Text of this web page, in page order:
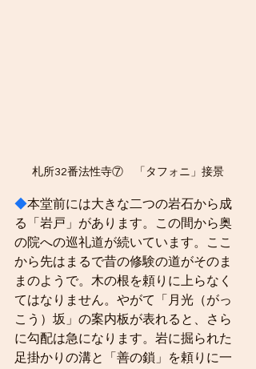
札所32番法性寺⑦　「タフォニ」接景
◆本堂前には大きな二つの岩石から成
る「岩戸」があります。この間から奥
の院への巡礼道が続いています。ここ
から先はまるで昔の修験の道がそのま
まのようで。木の根を頼りに上らなく
てはなりません。やがて「月光（がっ
こう）坂」の案内板が表れると、さら
に勾配は急になります。岩に掘られた
足掛かりの溝と「善の鎖」を頼りに一